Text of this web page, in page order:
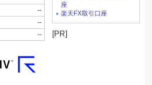
座
楽天FX取引口座
[PR]